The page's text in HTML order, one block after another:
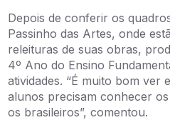
Depois de conferir os
Passinho das Artes, onde
releituras de suas obras,
4º Ano do Ensino
atividades. “É muito bom ver
alunos precisam conhecer
os brasileiros”, comentou.